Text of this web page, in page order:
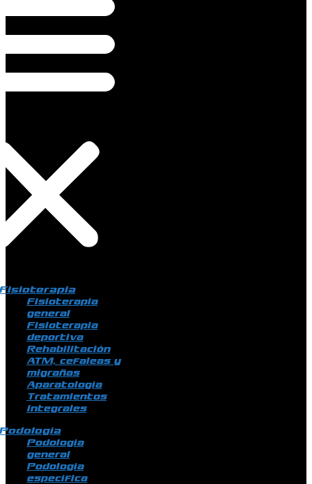
Fisioterapia
general
Fisioterapia
deportiva
Rehabilitación
ATM, cefaleas y
migrañas
Aparatología
Tratamientos
integrales
Podología
general
Podología
específica